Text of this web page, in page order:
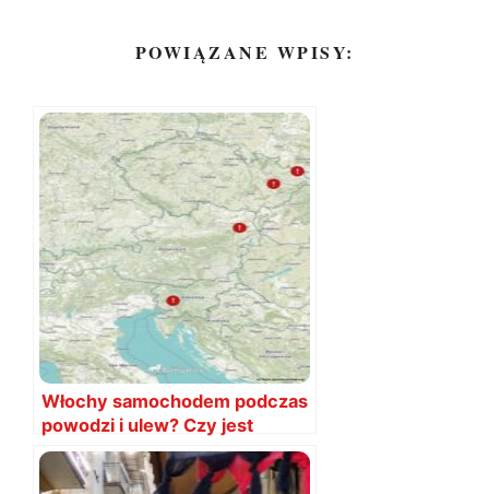
POWIĄZANE WPISY:
Włochy samochodem podczas
powodzi i ulew? Czy jest
bezpiecznie? Czy da się
dojechać?